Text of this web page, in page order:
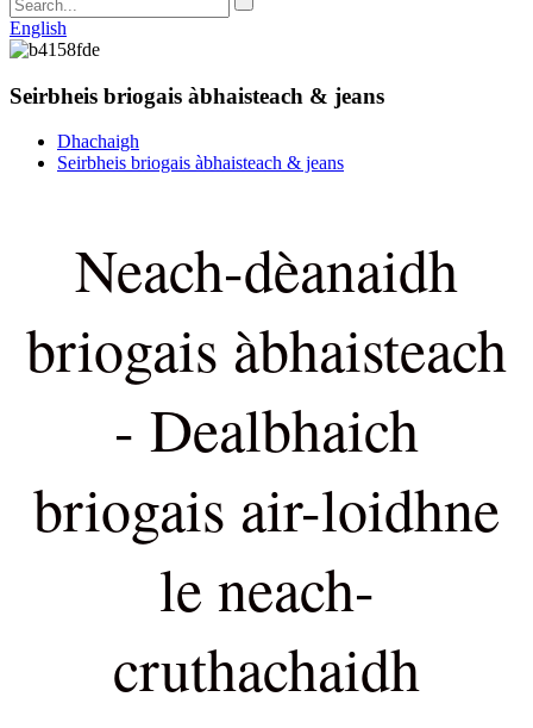
English
Seirbheis briogais àbhaisteach & jeans
Dhachaigh
Seirbheis briogais àbhaisteach & jeans
Neach-dèanaidh
briogais àbhaisteach
- Dealbhaich
briogais air-loidhne
le neach-
cruthachaidh